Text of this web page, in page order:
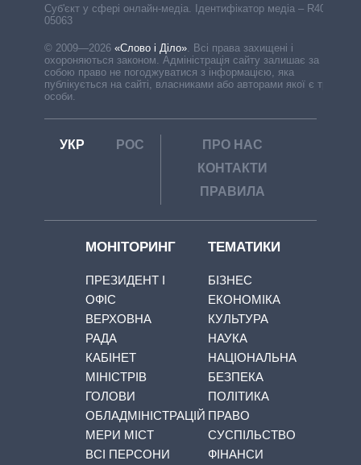
Cуб'єкт у сфері онлайн-медіа. Ідентифікатор медіа – R40-
05063
© 2009—2026 «Слово і Діло». Всі права захищені і
охороняються законом. Адміністрація сайту залишає за
собою право не погоджуватися з інформацією, яка
публікується на сайті, власниками або авторами якої є треті
особи.
УКР РОС
ПРО НАС
КОНТАКТИ
ПРАВИЛА
МОНІТОРИНГ
ПРЕЗИДЕНТ І
ОФІС
ВЕРХОВНА
РАДА
КАБІНЕТ
МІНІСТРІВ
ГОЛОВИ
ОБЛАДМІНІСТРАЦІЙ
МЕРИ МІСТ
ВСІ ПЕРСОНИ
ТЕМАТИКИ
БІЗНЕС
ЕКОНОМІКА
КУЛЬТУРА
НАУКА
НАЦІОНАЛЬНА
БЕЗПЕКА
ПОЛІТИКА
ПРАВО
СУСПІЛЬСТВО
ФІНАНСИ